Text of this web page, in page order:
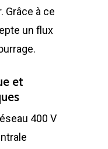
Grâce à ce
un flux
et
400 V